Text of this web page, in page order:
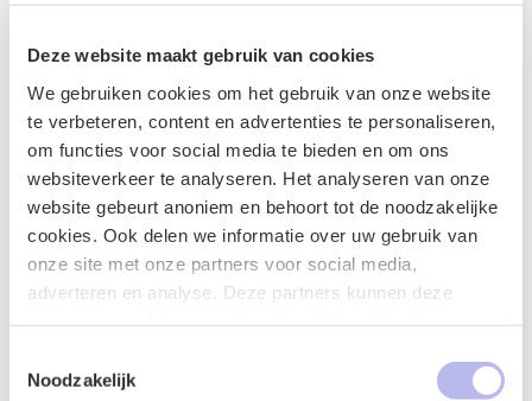
Deze website maakt gebruik van cookies
We gebruiken cookies om het gebruik van onze website
te verbeteren, content en advertenties te personaliseren,
om functies voor social media te bieden en om ons
websiteverkeer te analyseren. Het analyseren van onze
website gebeurt anoniem en behoort tot de noodzakelijke
cookies. Ook delen we informatie over uw gebruik van
onze site met onze partners voor social media,
adverteren en analyse. Deze partners kunnen deze
uw gebruik van hun services.
Noodzakelijk
Naam *
E-mailadres *